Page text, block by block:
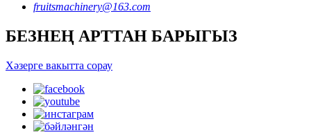
fruitsmachinery@163.com
БЕЗНЕҢ АРТТАН БАРЫГЫЗ
Хәзерге вакытта сорау